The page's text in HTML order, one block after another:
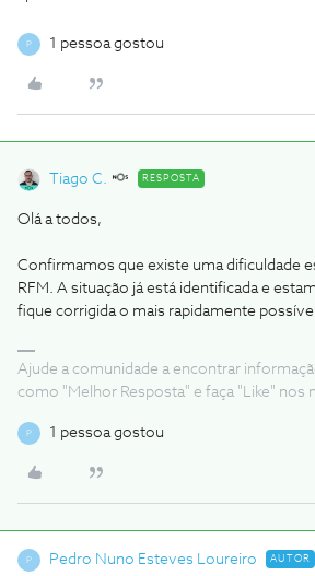
P 1 pessoa gostou
Tiago C. RESPOSTA
Olá a todos,
Confirmamos que existe uma dificuldade
RFM. A situação já está identificada e
fique corrigida o mais rapidamente
Ajude a comunidade a encontrar
como "Melhor Resposta" e faça "Like" nos
P 1 pessoa gostou
P Pedro Nuno Esteves Loureiro AUTOR